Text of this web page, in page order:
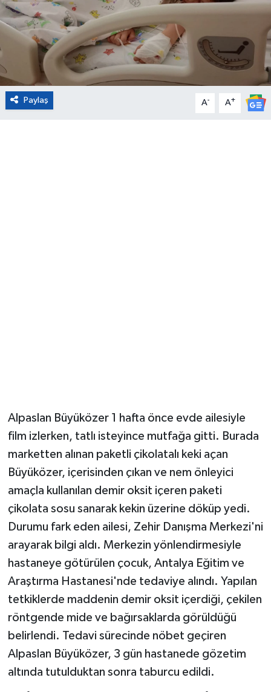
Paylaş A- A+
Alpaslan Büyüközer 1 hafta önce evde ailesiyle
film izlerken, tatlı isteyince mutfağa gitti. Burada
marketten alınan paketli çikolatalı keki açan
Büyüközer, içerisinden çıkan ve nem önleyici
amaçla kullanılan demir oksit içeren paketi
çikolata sosu sanarak kekin üzerine döküp yedi.
Durumu fark eden ailesi, Zehir Danışma Merkezi'ni
arayarak bilgi aldı. Merkezin yönlendirmesiyle
hastaneye götürülen çocuk, Antalya Eğitim ve
Araştırma Hastanesi'nde tedaviye alındı. Yapılan
tetkiklerde maddenin demir oksit içerdiği, çekilen
röntgende mide ve bağırsaklarda görüldüğü
belirlendi. Tedavi sürecinde nöbet geçiren
Alpaslan Büyüközer, 3 gün hastanede gözetim
altında tutulduktan sonra taburcu edildi.
Magazin
Turizm
Çevre